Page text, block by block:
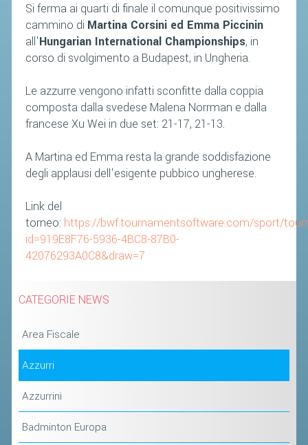
Si ferma ai quarti di finale il comunque positivissimo
cammino di Martina Corsini ed Emma Piccinin
all'Hungarian International Championships, in
corso di svolgimento a Budapest, in Ungheria.
Le azzurre vengono infatti sconfitte dalla coppia
composta dalla svedese Malena Norrman e dalla
francese Xu Wei in due set: 21-17, 21-13.
A Martina ed Emma resta la grande soddisfazione
degli applausi dell'esigente pubbico ungherese.
Link del
torneo: https://bwf.tournamentsoftware.com/sport/
id=919E8F76-5936-4BC8-87B0-
42076293A0C8&draw=7
CATEGORIE NEWS
Area Fiscale
Azzurri
Azzurrini
Badminton Europa